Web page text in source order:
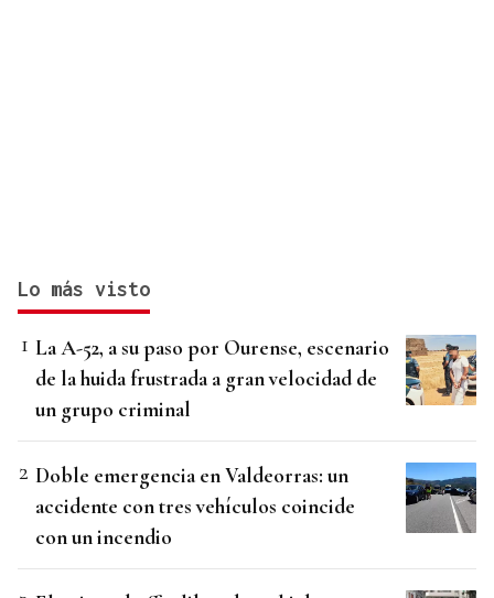
Lo más visto
La A-52, a su paso por Ourense, escenario
de la huida frustrada a gran velocidad de
un grupo criminal
Doble emergencia en Valdeorras: un
accidente con tres vehículos coincide
con un incendio